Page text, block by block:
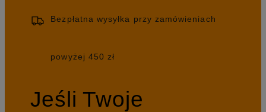
Bezpłatna wysyłka przy zamówieniach
powyżej 450 zł
Jeśli Twoje